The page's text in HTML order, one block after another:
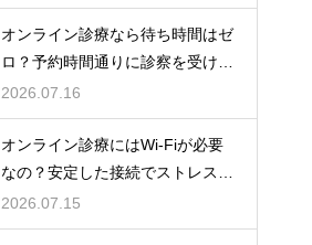
オンライン診療なら待ち時間はゼ
ロ？予約時間通りに診察を受ける
コツ
2026.07.16
オンライン診療にはWi-Fiが必要
なの？安定した接続でストレスフ
リーに
2026.07.15